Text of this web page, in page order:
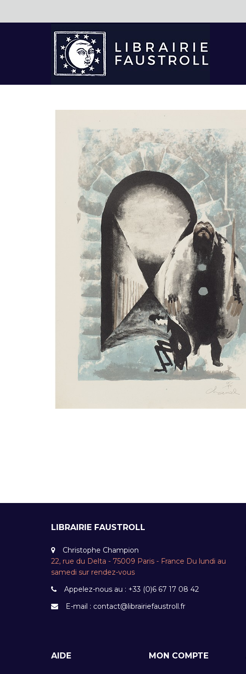
LIBRAIRIE FAUSTROLL
Christophe Champion
22, rue du Delta - 75009 Paris - France Du lundi au
samedi sur rendez-vous
Appelez-nous au : +33 (0)6 67 17 08 42
E-mail : contact@librairiefaustroll.fr
AIDE MON COMPTE